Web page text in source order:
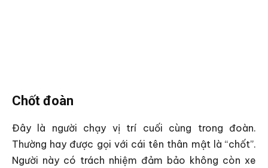
Chốt đoàn
Đây là người chạy vị trí cuối cùng trong đoàn.
Thường hay được gọi với cái tên thân mật là “chốt”.
Người này có trách nhiệm đảm bảo không còn xe